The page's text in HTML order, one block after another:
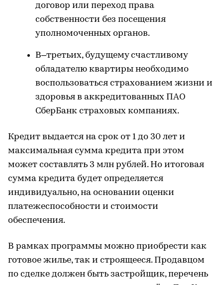
договор или переход права
собственности без посещения
уполномоченных органов.
В–третьих, будущему счастливому
обладателю квартиры необходимо
воспользоваться страхованием жизни и
здоровья в аккредитованных ПАО
СберБанк страховых компаниях.
Кредит выдается на срок от 1 до 30 лет и
максимальная сумма кредита при этом
может составлять 3 млн рублей. Но итоговая
сумма кредита будет определяется
индивидуально, на основании оценки
платежеспособности и стоимости
обеспечения.
В рамках программы можно приобрести как
готовое жилье, так и строящееся. Продавцом
по сделке должен быть застройщик, перечень